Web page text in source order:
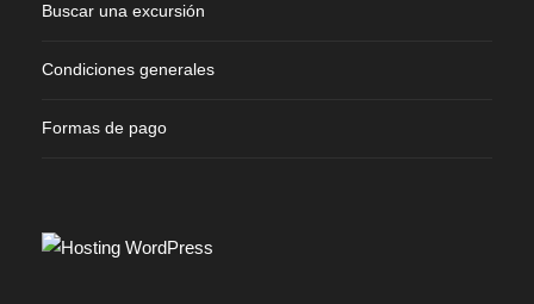
Buscar una excursión
Condiciones generales
Formas de pago